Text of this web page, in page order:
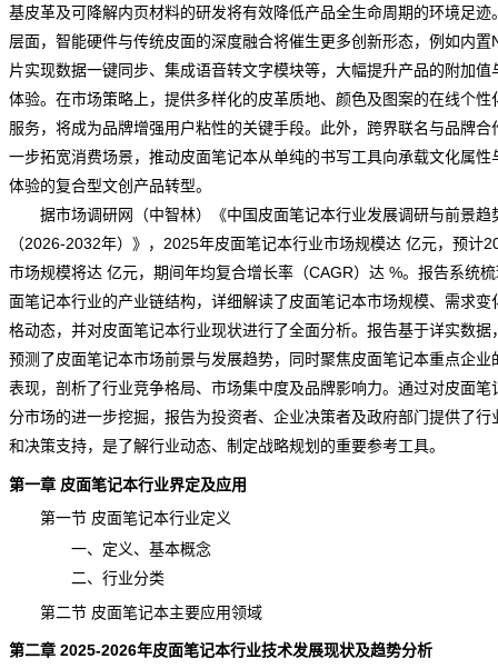
基皮革及可降解内页材料的研发将有效降低产品全生命周期的环境足迹
层面，智能硬件与传统皮面的深度融合将催生更多创新形态，例如内置
片实现数据一键同步、集成语音转文字模块等，大幅提升产品的附加值
体验。在市场策略上，提供多样化的皮革质地、颜色及图案的在线个性
服务，将成为品牌增强用户粘性的关键手段。此外，跨界联名与品牌合
一步拓宽消费场景，推动皮面笔记本从单纯的书写工具向承载文化属性
体验的复合型文创产品转型。
据市场调研网（中智林）《中国皮面笔记本行业发展调研与前景趋
（2026-2032年） 》，2025年皮面笔记本行业市场规模达 亿元，预计
市场规模将达 亿元，期间年均复合增长率（CAGR）达 %。报告系统
面笔记本行业的产业链结构，详细解读了皮面笔记本市场规模、需求变
格动态，并对皮面笔记本行业现状进行了全面分析。报告基于详实数据
预测了皮面笔记本市场前景与发展趋势，同时聚焦皮面笔记本重点企业
表现，剖析了行业竞争格局、市场集中度及品牌影响力。通过对皮面笔
分市场的进一步挖掘，报告为投资者、企业决策者及政府部门提供了行
和决策支持，是了解行业动态、制定战略规划的重要参考工具。
第一章 皮面笔记本行业界定及应用
第一节 皮面笔记本行业定义
一、定义、基本概念
二、行业分类
第二节 皮面笔记本主要应用领域
第二章 2025-2026年皮面笔记本行业技术发展现状及趋势分析